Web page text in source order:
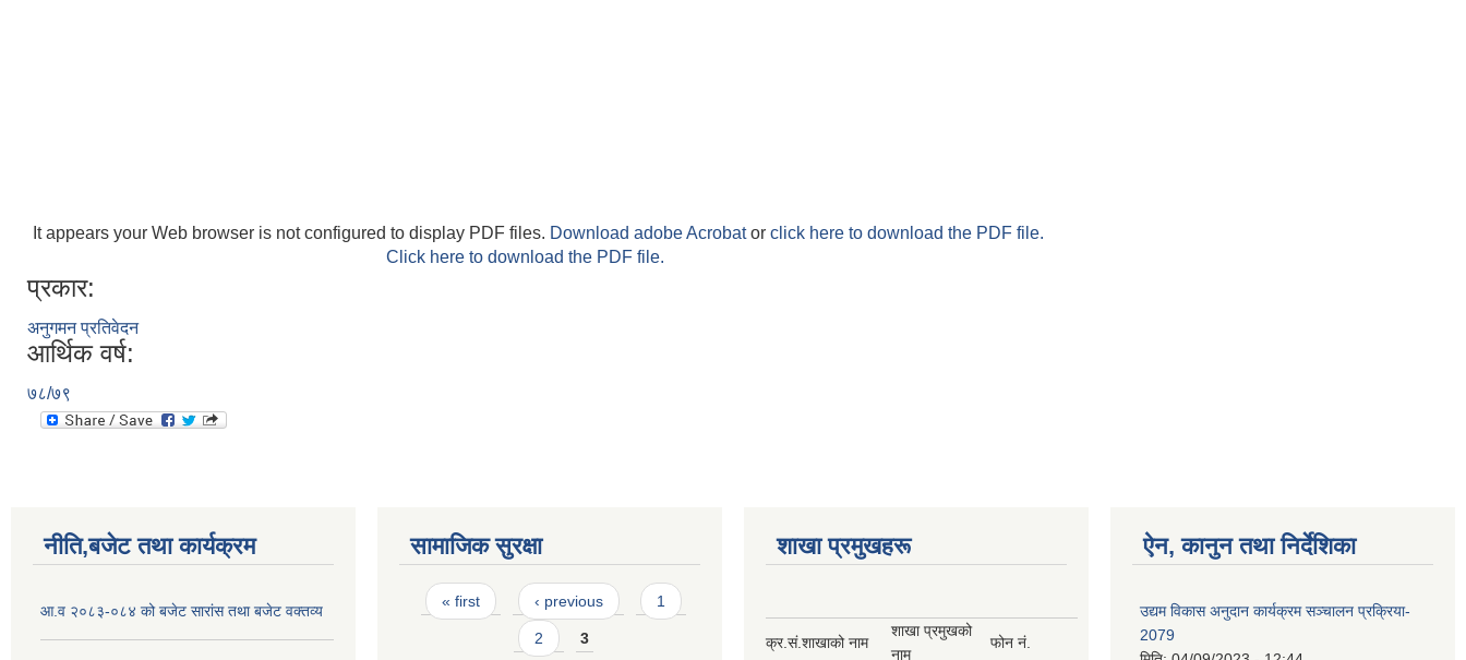
It appears your Web browser is not configured to display PDF files. Download adobe Acrobator click here to download the PDF file.
Click here to download the PDF file.
प्रकार:
अनुगमन प्रतिवेदन
आर्थिक वर्ष:
७८/७९
नीति,बजेट तथा कार्यक्रम
आ.व २०८३-०८४ को बजेट सारांस तथा बजेट वक्तव्य
सामाजिक सुरक्षा
Pages
« first ‹ previous 1
2 3
शाखा प्रमुखहरू
क्र.सं.शाखाको नाम
शाखा प्रमुखको
नाम
फोन नं.
ऐन, कानुन तथा निर्देशिका
उद्यम विकास अनुदान कार्यक्रम सञ्चालन प्रक्रिया-
2079